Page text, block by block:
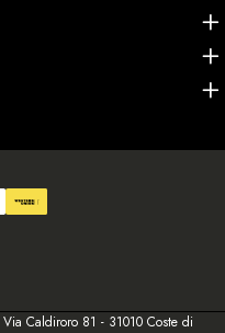
Caldiroro 81 - 31010 Coste di